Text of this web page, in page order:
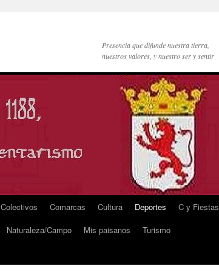
Presencia que difunde nuestra tierra,
nuestros valores, y nuestro ser y sentir
Colectivos Comarcas Cultura Deportes
C y Fiestas
Naturaleza/Campo Mis paisanos
Turismo